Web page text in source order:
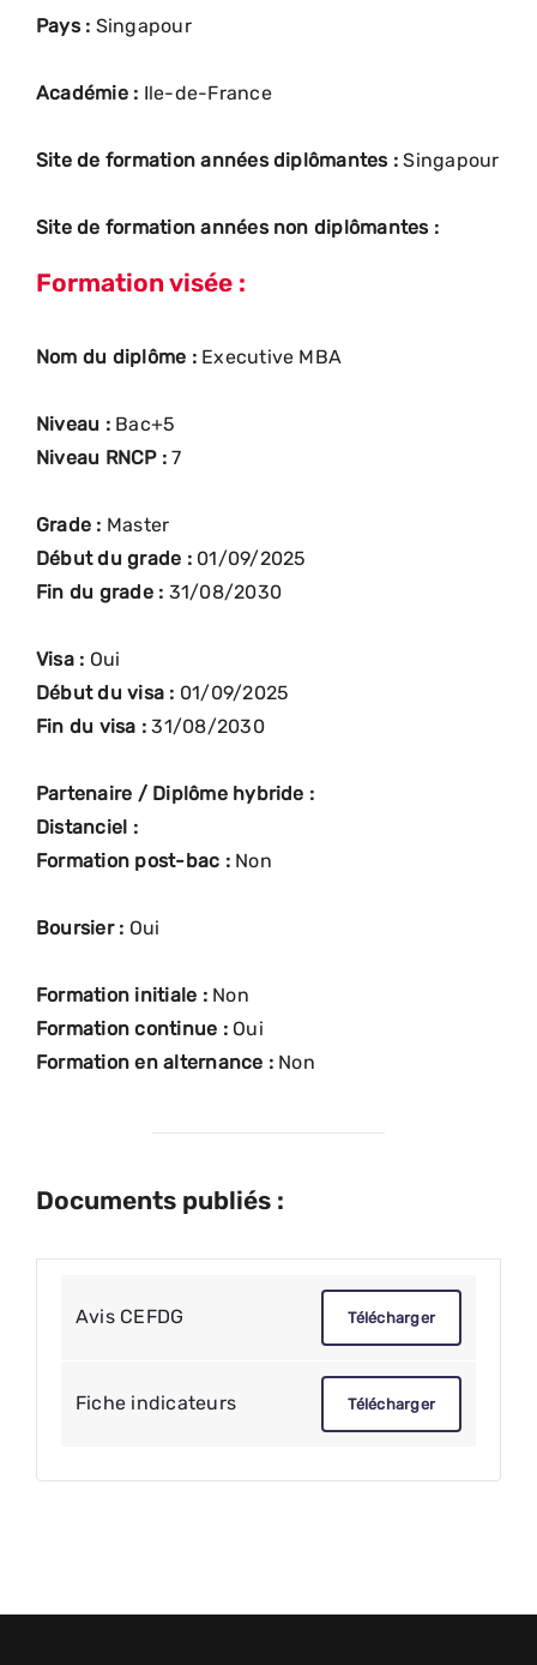
Pays : Singapour
Académie : Ile-de-France
Site de formation années diplômantes :Singapour
Site de formation années non diplômantes :
Formation visée :
Nom du diplôme : Executive MBA
Niveau : Bac+5
Niveau RNCP :7
Grade : Master
Début du grade : 01/09/2025
Fin du grade : 31/08/2030
Visa : Oui
Début du visa : 01/09/2025
Fin du visa :31/08/2030
Partenaire / Diplôme hybride :
Distanciel :
Formation post-bac : Non
Boursier : Oui
Formation initiale : Non
Formation continue : Oui
Formation en alternance : Non
Documents publiés :
Avis CEFDG Télécharger
Fiche indicateurs Télécharger